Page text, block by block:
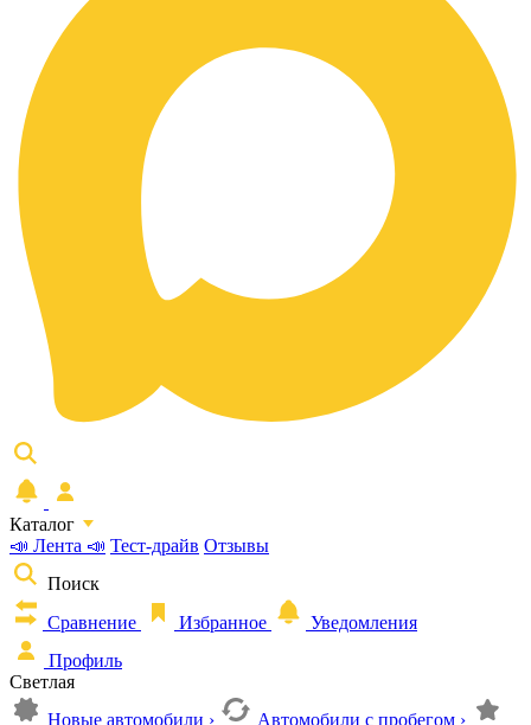
Каталог
📣 Лента 📣 Тест-драйв Отзывы
Поиск
Сравнение
Избранное
Уведомления
Профиль
Светлая
Новые автомобили › Автомобили с пробегом ›